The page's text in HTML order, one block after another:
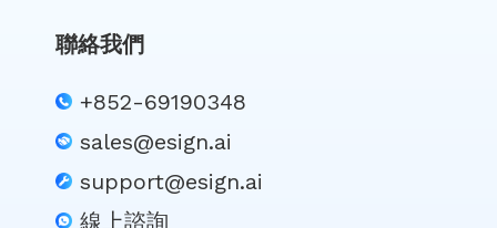
聯絡我們
+852-69190348
sales@esign.ai
support@esign.ai
線上諮詢